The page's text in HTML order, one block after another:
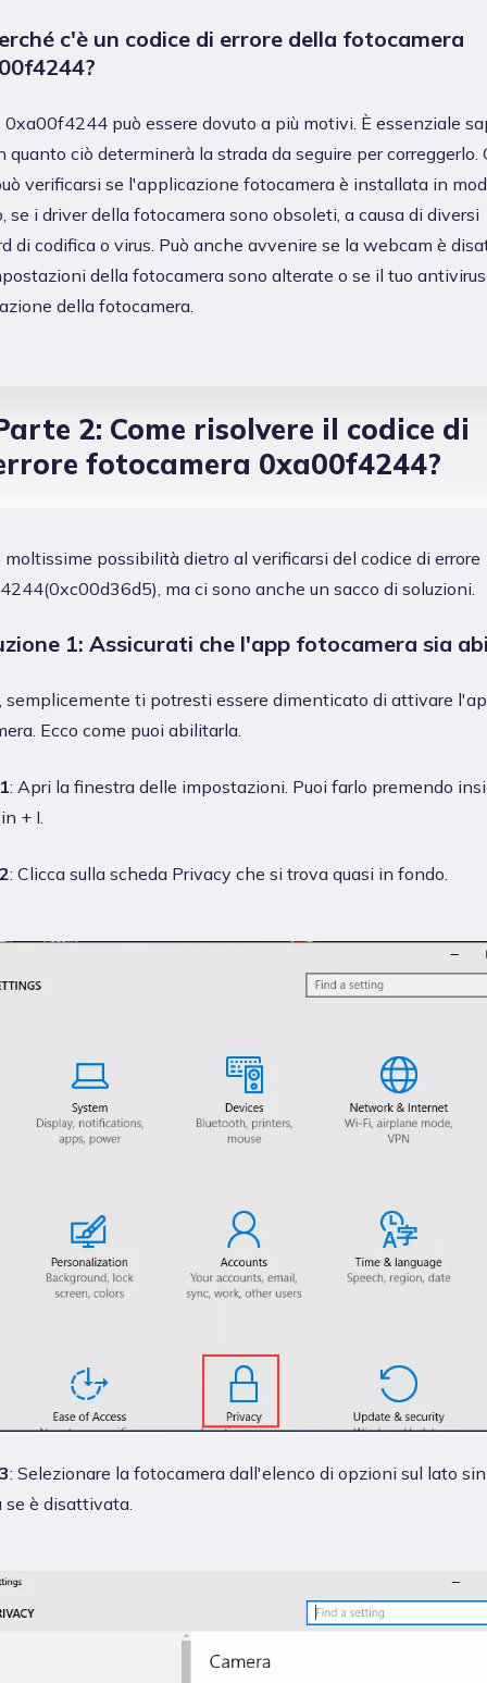
c'è un codice di errore della fotocamera
0xa00f4244 può essere dovuto a più motivi. È essenziale
quanto ciò determinerà la strada da seguire per correggerlo.
verificarsi se l'applicazione fotocamera è installata in
se i driver della fotocamera sono obsoleti, a causa di diversi
di codifica o virus. Può anche avvenire se la webcam è
della fotocamera sono alterate o se il tuo
della fotocamera.
2: Come risolvere il codice di
fotocamera 0xa00f4244?
moltissime possibilità dietro al verificarsi del codice di errore
ma ci sono anche un sacco di soluzioni.
1: Assicurati che l'app fotocamera sia
semplicemente ti potresti essere dimenticato di attivare
Ecco come puoi abilitarla.
: Apri la finestra delle impostazioni. Puoi farlo premendo
+ I.
: Clicca sulla scheda Privacy che si trova quasi in fondo.
: Selezionare la fotocamera dall'elenco di opzioni sul lato
è disattivata.